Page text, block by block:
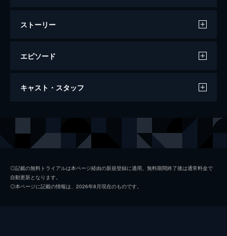
ストーリー
エピソード
サーカス
キャスト・スタッフ
マーナ・ケネディ
◎記載の無料トライアルは本ページ経由の新規登録に適用。無料期間終了後は通常料金で
自動更新となります。
◎本ページに記載の情報は、2026年8月現在のものです。